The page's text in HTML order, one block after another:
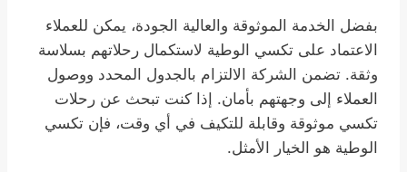
بفضل الخدمة الموثوقة والعالية الجودة، يمكن للعملاء
الاعتماد على تكسي الوطية لاستكمال رحلاتهم بسلاسة
وثقة. تضمن الشركة الالتزام بالجدول المحدد ووصول
العملاء إلى وجهتهم بأمان. إذا كنت تبحث عن رحلات
تكسي موثوقة وقابلة للتكيف في أي وقت، فإن تكسي
الوطية هو الخيار الأمثل.